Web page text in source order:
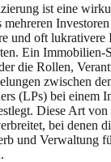
ist eine
mehreren
und oft lukrativere
Ein Immobilien-
die Rollen,
zwischen
(LPs) bei einem
Diese Art von
bei denen
und Verwaltung